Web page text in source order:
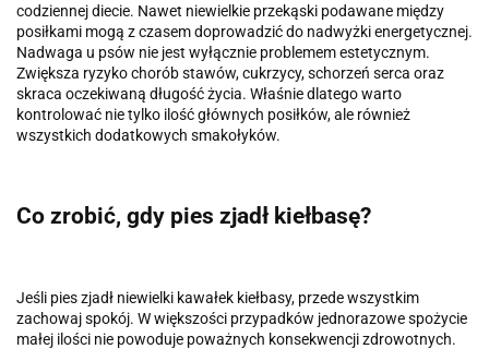
codziennej diecie. Nawet niewielkie przekąski podawane między
posiłkami mogą z czasem doprowadzić do nadwyżki energetycznej.
Nadwaga u psów nie jest wyłącznie problemem estetycznym.
Zwiększa ryzyko chorób stawów, cukrzycy, schorzeń serca oraz
skraca oczekiwaną długość życia. Właśnie dlatego warto
kontrolować nie tylko ilość głównych posiłków, ale również
wszystkich dodatkowych smakołyków.
Co zrobić, gdy pies zjadł kiełbasę?
Jeśli pies zjadł niewielki kawałek kiełbasy, przede wszystkim
zachowaj spokój. W większości przypadków jednorazowe spożycie
małej ilości nie powoduje poważnych konsekwencji zdrowotnych.